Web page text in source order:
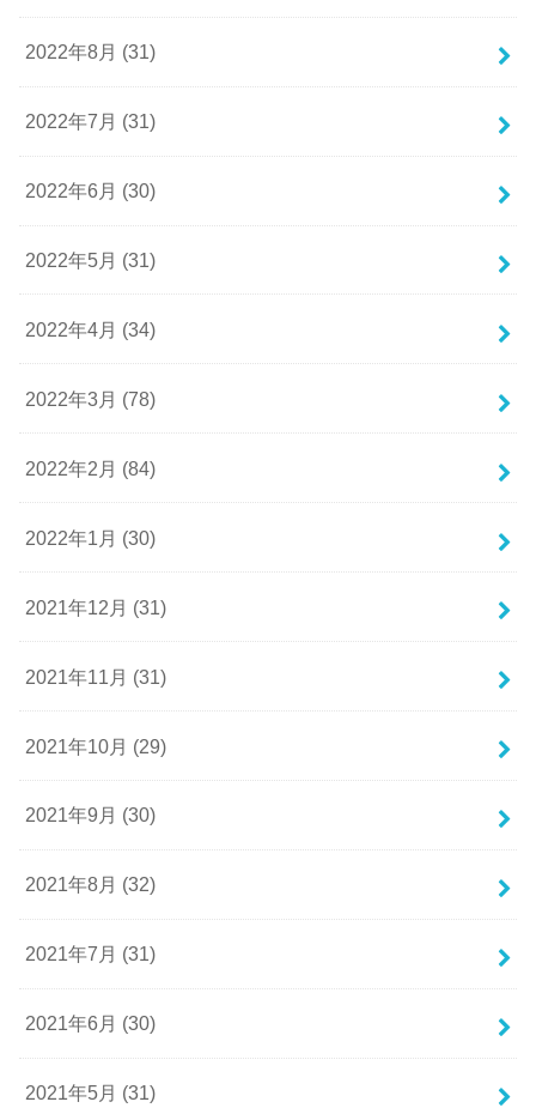
2022年8月 (31)
2022年7月 (31)
2022年6月 (30)
2022年5月 (31)
2022年4月 (34)
2022年3月 (78)
2022年2月 (84)
2022年1月 (30)
2021年12月 (31)
2021年11月 (31)
2021年10月 (29)
2021年9月 (30)
2021年8月 (32)
2021年7月 (31)
2021年6月 (30)
2021年5月 (31)